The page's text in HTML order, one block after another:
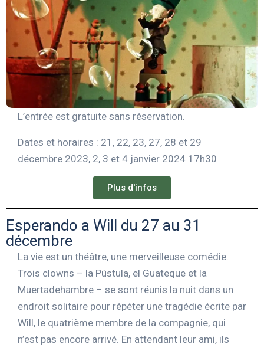
L’entrée est gratuite sans réservation.
Dates et horaires : 21, 22, 23, 27, 28 et 29
décembre 2023, 2, 3 et 4 janvier 2024 17h30
Plus d'infos
Esperando a Will du 27 au 31
décembre
La vie est un théâtre, une merveilleuse comédie.
Trois clowns – la Pústula, el Guateque et la
Muertadehambre – se sont réunis la nuit dans un
endroit solitaire pour répéter une tragédie écrite par
Will, le quatrième membre de la compagnie, qui
n’est pas encore arrivé. En attendant leur ami, ils